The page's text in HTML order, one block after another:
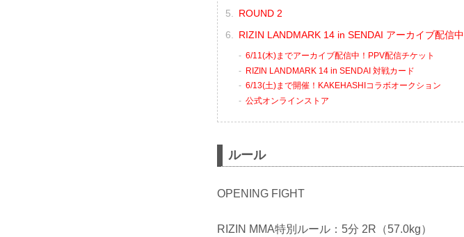
ROUND 2
RIZIN LANDMARK 14 in SENDAI アーカイブ配信中
6/11(木)までアーカイブ配信中！PPV配信チケット
RIZIN LANDMARK 14 in SENDAI 対戦カード
6/13(土)まで開催！KAKEHASHIコラボオークション
公式オンラインストア
ルール
OPENING FIGHT
RIZIN MMA特別ルール：5分 2R（57.0kg）